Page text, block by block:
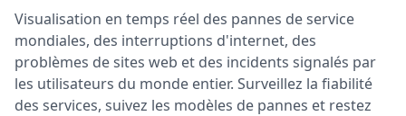
Visualisation en temps réel des pannes de service
mondiales, des interruptions d'internet, des
problèmes de sites web et des incidents signalés par
les utilisateurs du monde entier. Surveillez la fiabilité
des services, suivez les modèles de pannes et restez